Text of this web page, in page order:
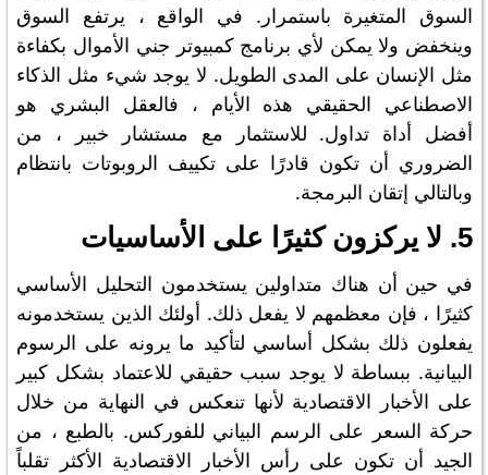
السوق المتغيرة باستمرار. في الواقع ، يرتفع السوق
وينخفض ​​ولا يمكن لأي برنامج كمبيوتر جني الأموال بكفاءة
مثل الإنسان على المدى الطويل. لا يوجد شيء مثل الذكاء
الاصطناعي الحقيقي هذه الأيام ، فالعقل البشري هو
أفضل أداة تداول. للاستثمار مع مستشار خبير ، من
الضروري أن تكون قادرًا على تكييف الروبوتات بانتظام
وبالتالي إتقان البرمجة.
5. لا يركزون كثيرًا على الأساسيات
في حين أن هناك متداولين يستخدمون التحليل الأساسي
كثيرًا ، فإن معظمهم لا يفعل ذلك. أولئك الذين يستخدمونه
يفعلون ذلك بشكل أساسي لتأكيد ما يرونه على الرسوم
البيانية. ببساطة لا يوجد سبب حقيقي للاعتماد بشكل كبير
على الأخبار الاقتصادية لأنها تنعكس في النهاية من خلال
حركة السعر على الرسم البياني للفوركس. بالطبع ، من
الجيد أن تكون على رأس الأخبار الاقتصادية الأكثر تقلباً